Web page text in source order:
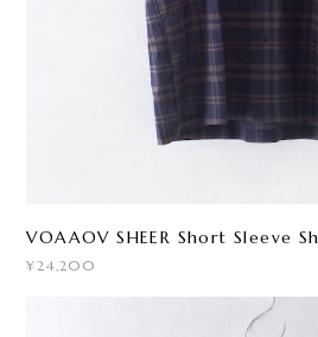
VOAAOV SHEER Short Sleeve
¥24,200